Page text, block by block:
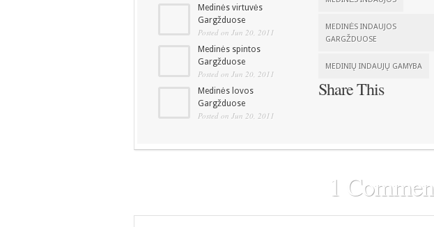
Medinės virtuvės
Gargžduose
Posted on Jun 20, 2011
Medinės spintos
Gargžduose
Posted on Jun 20, 2011
Medinės lovos
Gargžduose
Posted on Jun 20, 2011
MEDINĖS INDAUJOS
GARGŽDUOSE
MEDINIŲ INDAUJŲ GAMYBA
Share This
1